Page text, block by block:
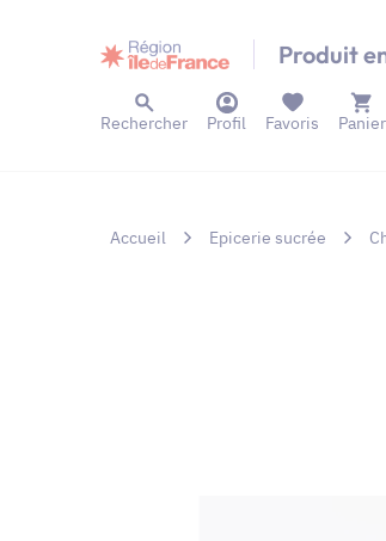
Produit
Rechercher Profil Panier
Favoris
Accueil Epicerie sucrée